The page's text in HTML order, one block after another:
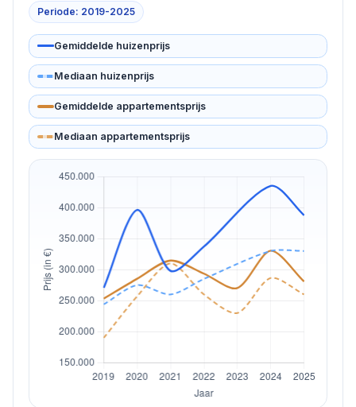
Periode: 2019-2025
Gemiddelde huizenprijs
Mediaan huizenprijs
Gemiddelde appartementsprijs
Mediaan appartementsprijs